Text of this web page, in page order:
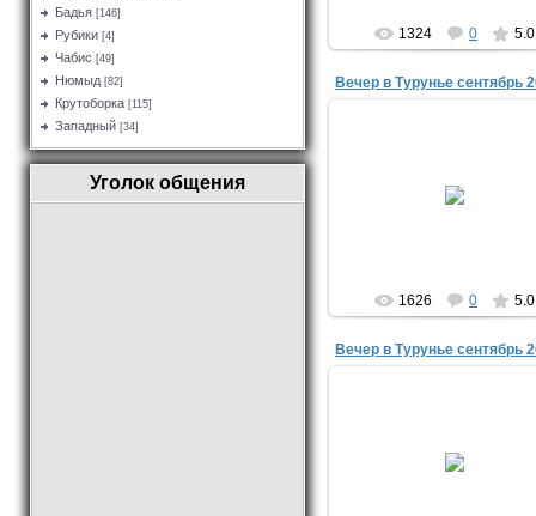
Бадья [146]
Рубики [4]
Чабис [49]
Нюмыд [82]
Крутоборка [115]
Западный [34]
Уголок общения
1324 0 5.0
Вечер в Турунье сентябрь
1626 0 5.0
Вечер в Турунье сентябрь